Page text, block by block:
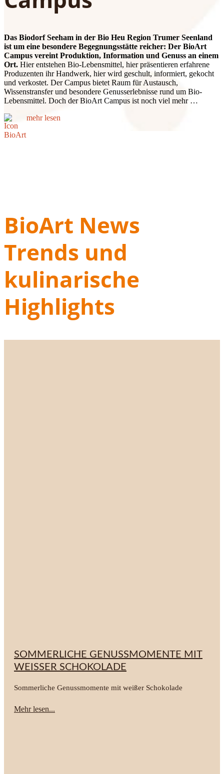
Das Biodorf Seeham in der Bio Heu Region Trumer Seenland
ist um eine besondere Begegnungsstätte reicher: Der BioArt
Campus vereint Produktion, Information und Genuss an einem
Ort. Hier entstehen Bio-Lebensmittel, hier präsentieren erfahrene
Produzenten ihr Handwerk, hier wird geschult, informiert, gekocht
und verkostet. Der Campus bietet Raum für Austausch,
Wissenstransfer und besondere Genusserlebnisse rund um Bio-
Lebensmittel. Doch der BioArt Campus ist noch viel mehr …
mehr lesen
BioArt News
Trends und
kulinarische
Highlights
SOMMERLICHE GENUSSMOMENTE MIT
WEISSER SCHOKOLADE
Sommerliche Genussmomente mit weißer Schokolade
Mehr lesen...